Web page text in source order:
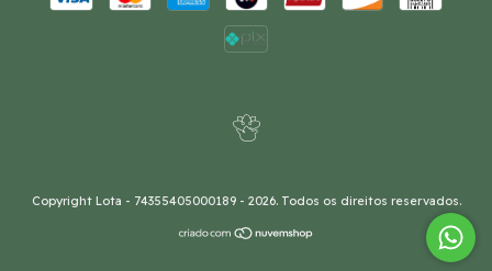
Copyright Lota - 74355405000189 - 2026. Todos os direitos reservados.